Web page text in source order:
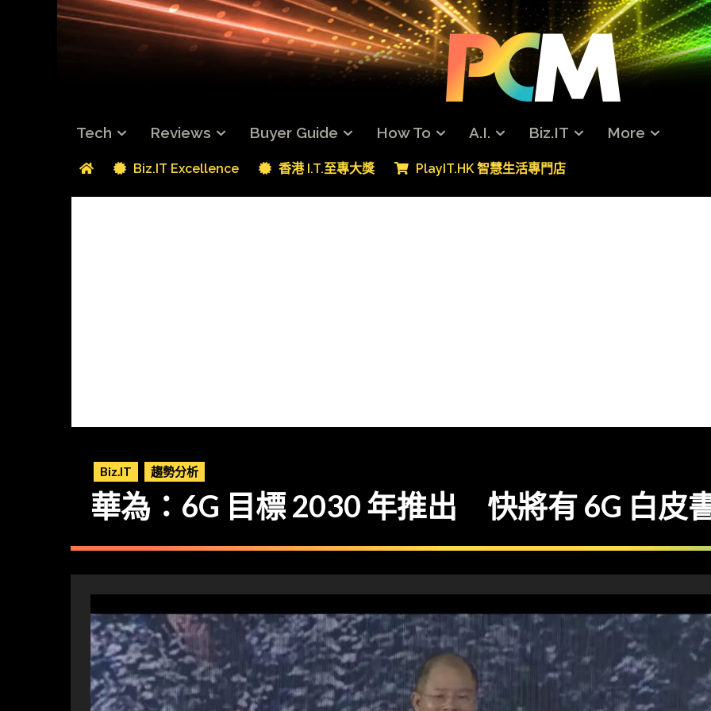
Tech Reviews Buyer Guide How To A.I. Biz.IT More
Biz.IT Excellence 香港 I.T.至專大獎 PlayIT.HK 智慧生活專門店
Biz.IT 趨勢分析
華為：6G 目標 2030 年推出 快將有 6G 白皮